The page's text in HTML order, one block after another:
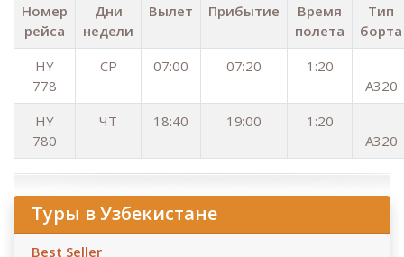
Номер
рейса
Дни
недели
Вылет Прибытие
Время
полета
Тип
борта
HY
778
СР 07:00 07:20
1:20
A320
HY
780
ЧТ 18:40 19:00
1:20
A320
Туры в Узбекистане
Best Seller